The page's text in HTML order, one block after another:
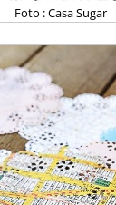
Foto : Casa Sugar